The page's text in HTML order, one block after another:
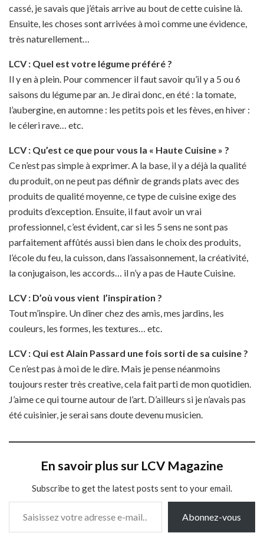
cassé, je savais que j’étais arrive au bout de cette cuisine là.
Ensuite, les choses sont arrivées à moi comme une évidence,
très naturellement…
LCV : Quel est votre légume préféré ?
Il y en à plein. Pour commencer il faut savoir qu’il y a 5 ou 6
saisons du légume par an. Je dirai donc, en été : la tomate,
l’aubergine, en automne : les petits pois et les fèves, en hiver :
le céleri rave… etc.
LCV : Qu’est ce que pour vous la « Haute Cuisine » ?
Ce n’est pas simple à exprimer. A la base, il y a déjà la qualité
du produit, on ne peut pas définir de grands plats avec des
produits de qualité moyenne, ce type de cuisine exige des
produits d’exception. Ensuite, il faut avoir un vrai
professionnel, c’est évident, car si les 5 sens ne sont pas
parfaitement affûtés aussi bien dans le choix des produits,
l’école du feu, la cuisson, dans l’assaisonnement, la créativité,
la conjugaison, les accords… il n’y a pas de Haute Cuisine.
LCV : D’où vous vient l’inspiration ?
Tout m’inspire. Un dîner chez des amis, mes jardins, les
couleurs, les formes, les textures… etc.
LCV : Qui est Alain Passard une fois sorti de sa cuisine ?
Ce n’est pas à moi de le dire. Mais je pense néanmoins
toujours rester très creative, cela fait parti de mon quotidien.
J’aime ce qui tourne autour de l’art. D’ailleurs si je n’avais pas
été cuisinier, je serai sans doute devenu musicien.
En savoir plus sur LCV Magazine
Subscribe to get the latest posts sent to your email.
Saisissez votre adresse e-mail…
Abonnez-vous